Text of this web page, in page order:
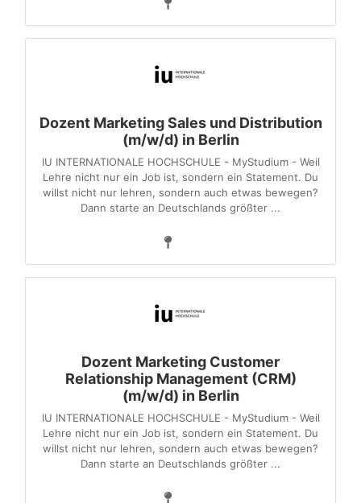
Dozent Marketing Sales und Distribution
(m/w/d) in Berlin
IU INTERNATIONALE HOCHSCHULE - MyStudium - Weil
Lehre nicht nur ein Job ist, sondern ein Statement. Du
willst nicht nur lehren, sondern auch etwas bewegen?
Dann starte an Deutschlands größter ...
Dozent Marketing Customer
Relationship Management (CRM)
(m/w/d) in Berlin
IU INTERNATIONALE HOCHSCHULE - MyStudium - Weil
Lehre nicht nur ein Job ist, sondern ein Statement. Du
willst nicht nur lehren, sondern auch etwas bewegen?
Dann starte an Deutschlands größter ...